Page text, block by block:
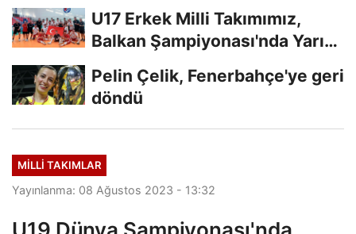
U17 Erkek Milli Takımımız,
Balkan Şampiyonası'nda Yarı
Pelin Çelik, Fenerbahçe'ye geri
döndü
MILLI TAKIMLAR
Yayınlanma: 08 Ağustos 2023 - 13:32